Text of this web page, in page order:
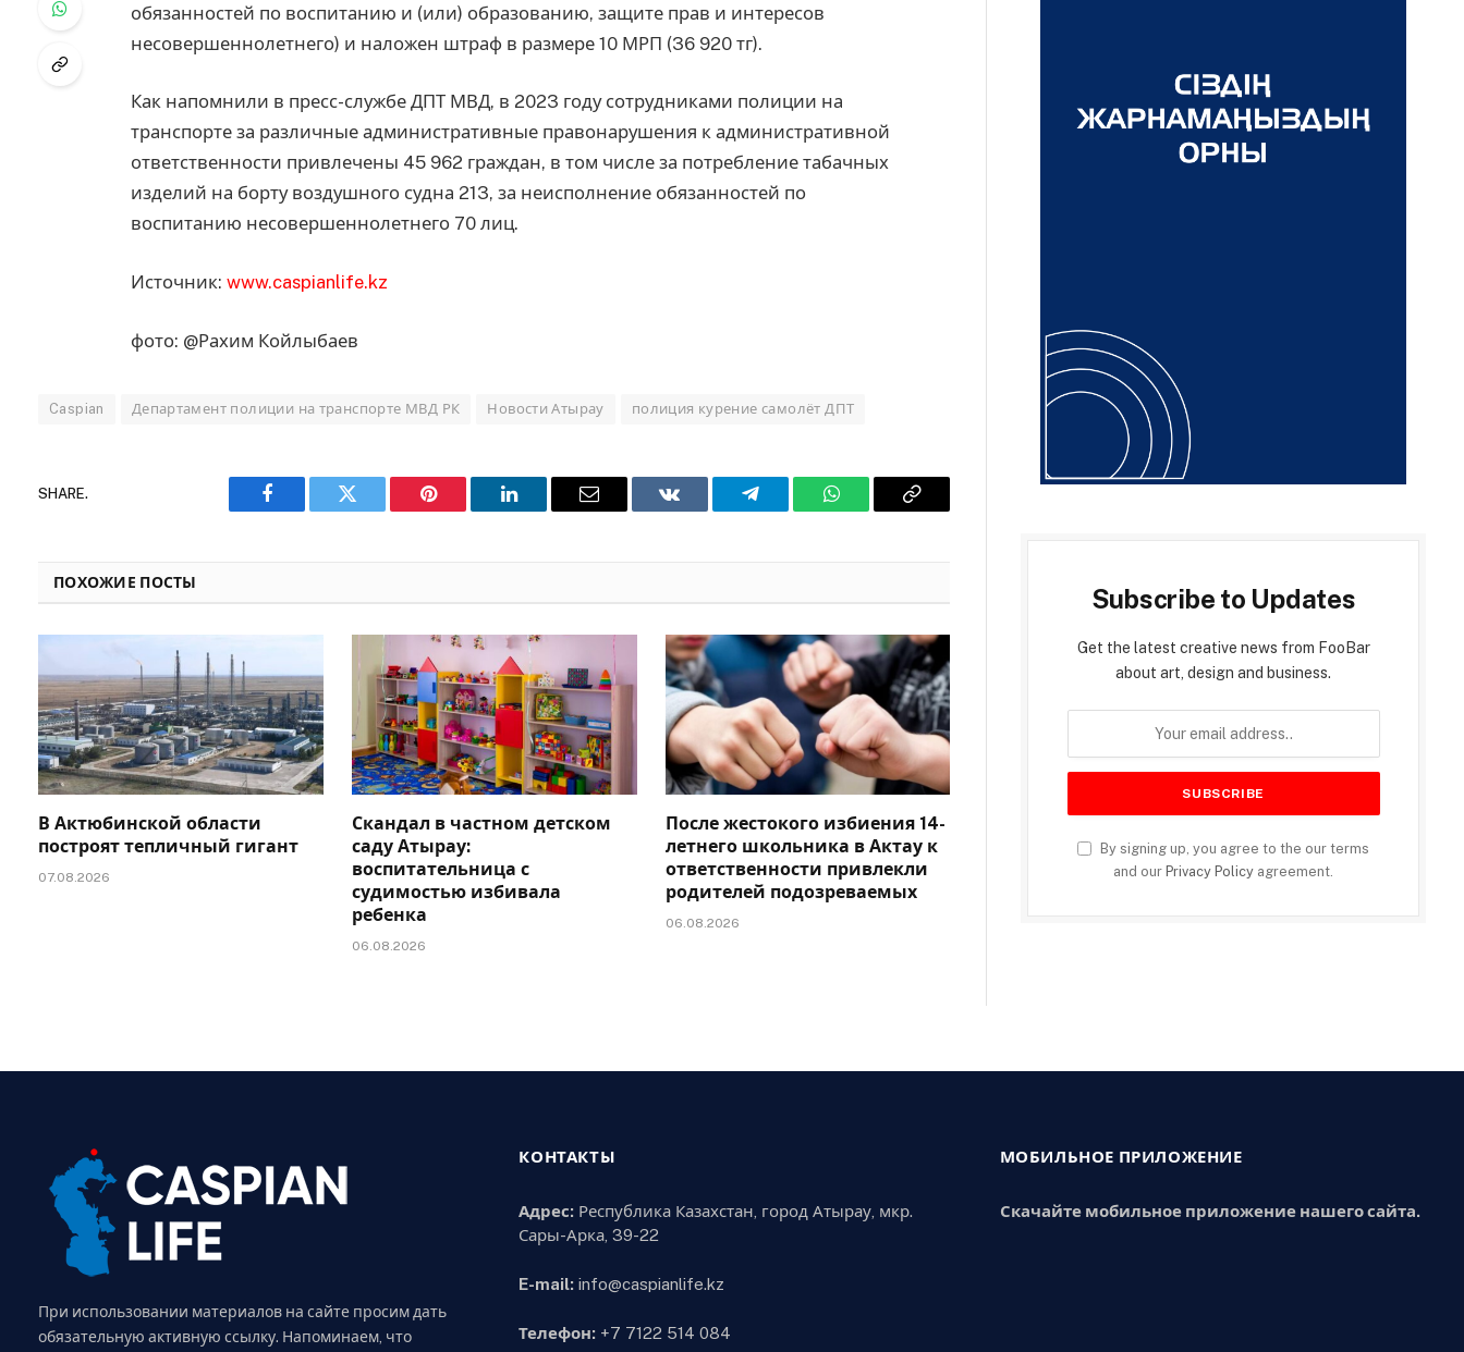
обязанностей по воспитанию и (или) образованию, защите прав и интересов
несовершеннолетнего) и наложен штраф в размере 10 МРП (36 920 тг).
Как напомнили в пресс-службе ДПТ МВД, в 2023 году сотрудниками полиции на
транспорте за различные административные правонарушения к административной
ответственности привлечены 45 962 граждан, в том числе за потребление табачных
изделий на борту воздушного судна 213, за неисполнение обязанностей по
воспитанию несовершеннолетнего 70 лиц.
Источник: www.caspianlife.kz
фото: @Рахим Койлыбаев
Caspian Департамент полиции на транспорте МВД РК Новости Атырау полиция курение самолёт ДПТ
SHARE.
Facebook Twitter Pinterest LinkedIn Email VKontakteTelegram WhatsAppCopy
ПОХОЖИЕ ПОСТЫ
В Актюбинской области
построят тепличный гигант
07.08.2026
Скандал в частном детском
саду Атырау:
воспитательница с
судимостью избивала
ребенка
06.08.2026
После жестокого избиения 14-
летнего школьника в Актау к
ответственности привлекли
родителей подозреваемых
06.08.2026
Subscribe to Updates
Get the latest creative news from FooBar
about art, design and business.
By signing up, you agree to the our terms
and our Privacy Policy agreement.
При использовании материалов на сайте просим дать
обязательную активную ссылку. Напоминаем, что
КОНТАКТЫ
Адрес: Республика Казахстан, город Атырау, мкр.
Сары-Арка, 39-22
E-mail: info@caspianlife.kz
Телефон: +7 7122 514 084
МОБИЛЬНОЕ ПРИЛОЖЕНИЕ
Скачайте мобильное приложение нашего сайта.